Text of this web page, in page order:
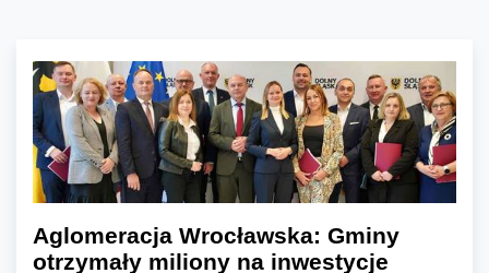
Aglomeracja Wrocławska: Gminy
otrzymały miliony na inwestycje